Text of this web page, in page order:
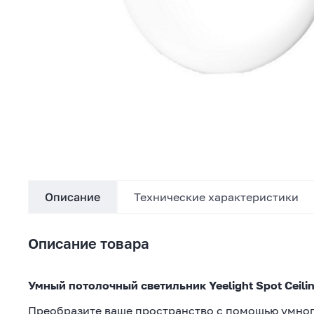
Описание Технические характеристики
Описание товара
Умный потолочный светильник Yeelight Spot
Преобразите ваше пространство с помощью